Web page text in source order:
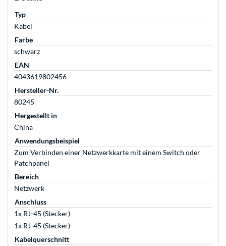
Typ
Kabel
Farbe
schwarz
EAN
4043619802456
Hersteller-Nr.
80245
Hergestellt in
China
Anwendungsbeispiel
Zum Verbinden einer Netzwerkkarte mit einem Switch oder
Patchpanel
Bereich
Netzwerk
Anschluss
1x RJ-45 (Stecker)
1x RJ-45 (Stecker)
Kabelquerschnitt